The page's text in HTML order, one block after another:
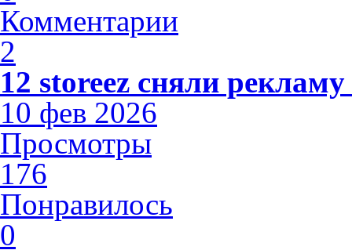
Комментарии
2
12 storeez сняли
10 фев 2026
Просмотры
176
Понравилось
0